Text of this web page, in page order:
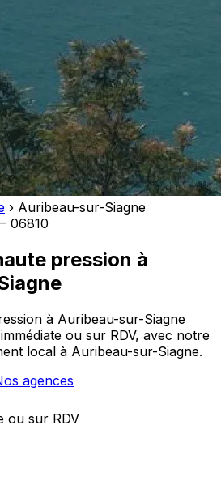
› Auribeau-sur-Siagne
06810
pression à
à Auribeau-sur-Siagne
ou sur RDV, avec notre
local à Auribeau-sur-Siagne.
agences
ou sur RDV